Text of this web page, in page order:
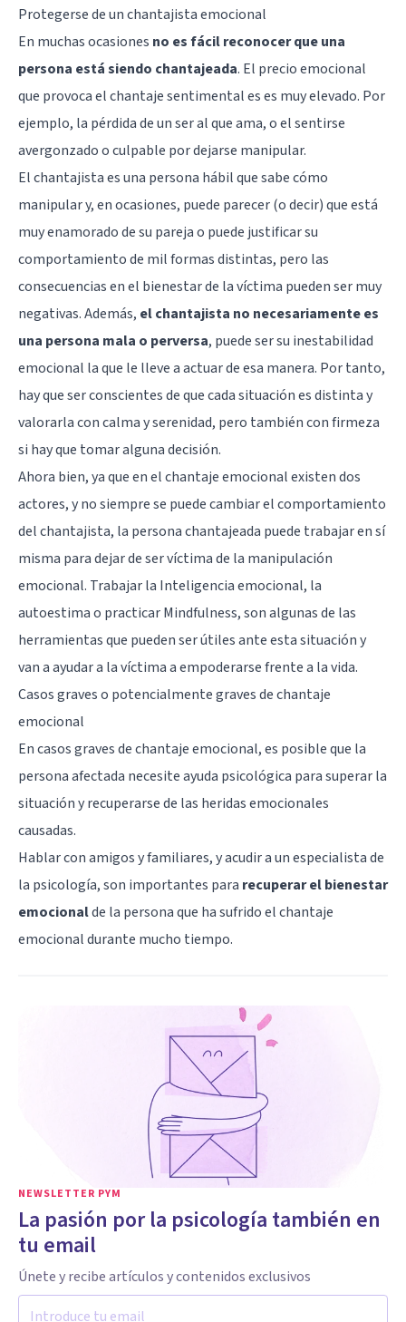
Protegerse de un chantajista emocional
En muchas ocasiones no es fácil reconocer que una
persona está siendo chantajeada. El precio emocional
que provoca el chantaje sentimental es es muy elevado. Por
ejemplo, la pérdida de un ser al que ama, o el sentirse
avergonzado o culpable por dejarse manipular.
El chantajista es una persona hábil que sabe cómo
manipular y, en ocasiones, puede parecer (o decir) que está
muy enamorado de su pareja o puede justificar su
comportamiento de mil formas distintas, pero las
consecuencias en el bienestar de la víctima pueden ser muy
negativas. Además, el chantajista no necesariamente es
una persona mala o perversa, puede ser su inestabilidad
emocional la que le lleve a actuar de esa manera. Por tanto,
hay que ser conscientes de que cada situación es distinta y
valorarla con calma y serenidad, pero también con firmeza
si hay que tomar alguna decisión.
Ahora bien, ya que en el chantaje emocional existen dos
actores, y no siempre se puede cambiar el comportamiento
del chantajista, la persona chantajeada puede trabajar en sí
misma para dejar de ser víctima de la manipulación
emocional. Trabajar la Inteligencia emocional, la
autoestima o practicarMindfulness, son algunas de las
herramientas que pueden ser útiles ante esta situación y
van a ayudar a la víctima a empoderarse frente a la vida.
Casos graves o potencialmente graves de chantaje
emocional
En casos graves de chantaje emocional, es posible que la
persona afectada necesiteayuda psicológica para superar la
situación y recuperarse de las heridas emocionales
causadas.
Hablar con amigos y familiares, y acudir a un especialista de
la psicología, son importantes para recuperar el bienestar
emocionalde la persona que ha sufrido el chantaje
emocional durante mucho tiempo.
NEWSLETTER PYM
La pasión por la psicología también en
tu email
Únete y recibe artículos y contenidos exclusivos